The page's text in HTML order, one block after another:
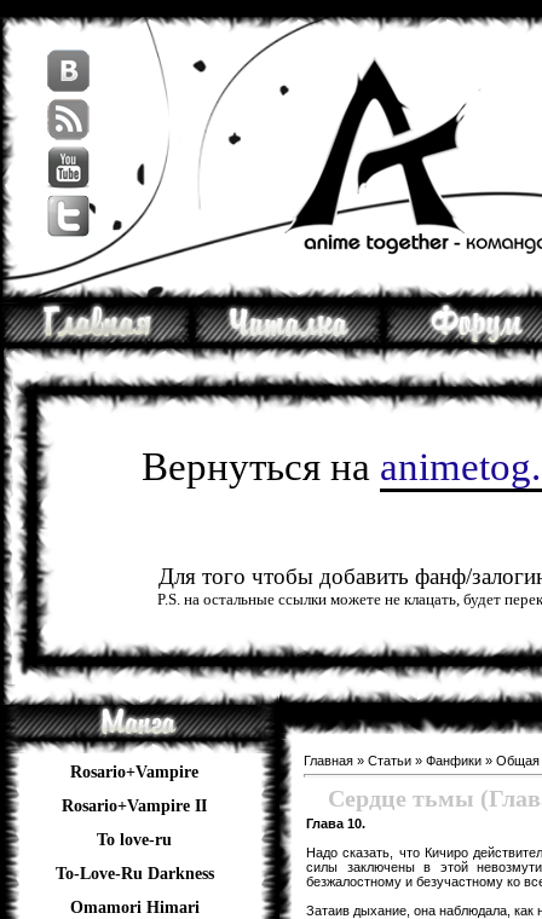
Вернуться на
Для того чтобы добавить фанф/
P.S. на остальные ссылки можете не клацать, будет
Rosario+Vampire
Rosario+Vampire II
To love-ru
To-Love-Ru Darkness
Omamori Himari
Главная » Статьи » Фанфики » Общая
Сердце тьмы
Глава 10.
Надо сказать, что Кичиро
силы заключены в этой
безжалостному и безучастному ко
Затаив дыхание, она наблюдала,